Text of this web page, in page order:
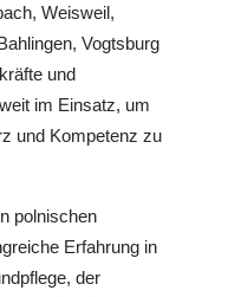
Weisweil,
Vogtsburg
und
im Einsatz, um
und Kompetenz zu
polnischen
Erfahrung in
der